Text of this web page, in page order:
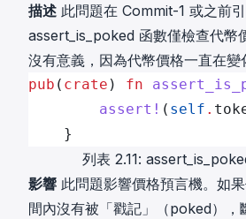
描述 此問題在 Commit-1 或之前
assert_is_poked 函數僅檢查代幣
沒有意義，因為代幣價格一直在變
pub ( crate ) fn
        assert!
( self .
    }
列表 2.11:
影響 此問題影響價格預言機。如
間內沒有被「戳記」（poked），